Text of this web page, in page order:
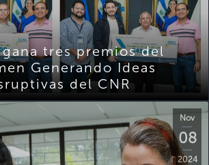
gana tres premios del
Generando Ideas
del CNR
Nov
08
2024